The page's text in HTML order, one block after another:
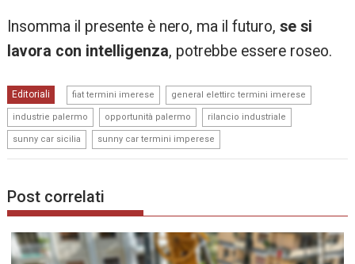
Insomma il presente è nero, ma il futuro,se si
lavora con intelligenza, potrebbe essere roseo.
Editoriali fiat termini imerese general elettirc termini imerese
industrie palermo opportunità palermo rilancio industriale
sunny car sicilia sunny car termini imperese
Post correlati